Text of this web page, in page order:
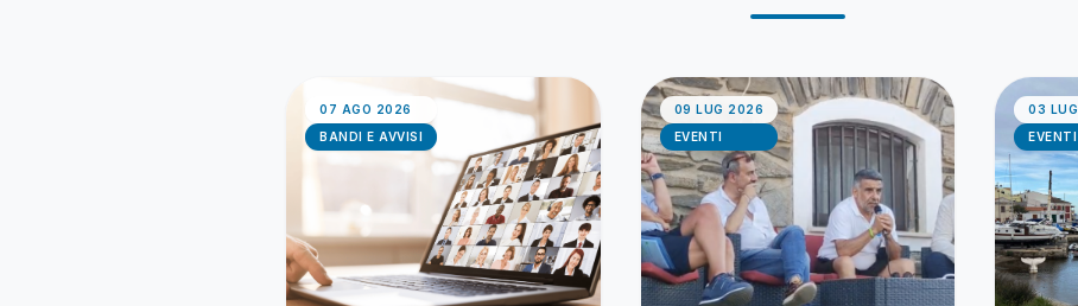
07 AGO 2026
BANDI E AVVISI
09 LUG 2026
EVENTI
03
EVENTI